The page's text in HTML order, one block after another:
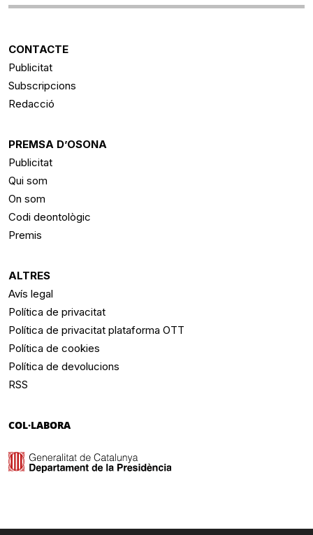
CONTACTE
Publicitat
Subscripcions
Redacció
PREMSA D’OSONA
Publicitat
Qui som
On som
Codi deontològic
Premis
ALTRES
Avís legal
Política de privacitat
Política de privacitat plataforma OTT
Política de cookies
Política de devolucions
RSS
COL·LABORA